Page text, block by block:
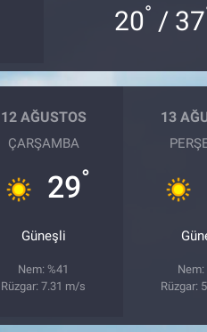
20° / 37
12 AĞUSTOS
ÇARŞAMBA
29°
Güneşli
Nem: %41
Rüzgar: 7.31 m/s
13
Nem:
Rüzgar: